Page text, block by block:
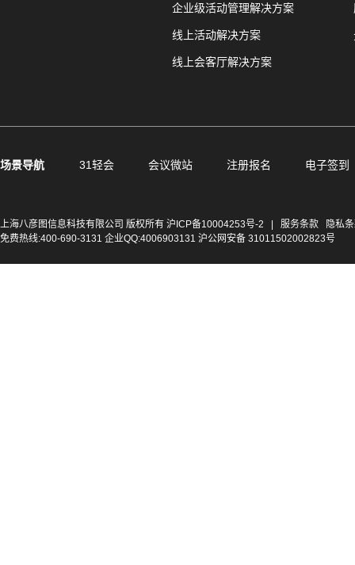
企业级活动管理解决方案
线上活动解决方案
线上会客厅解决方案
场景导航 31轻会 会议微站 注册报名 电子签到
上海八彦图信息科技有限公司 版权所有 沪ICP备10004253号-2 服务条款
隐私
免费热线:400-690-3131 企业QQ:4006903131 沪公网安备 31011502002823号